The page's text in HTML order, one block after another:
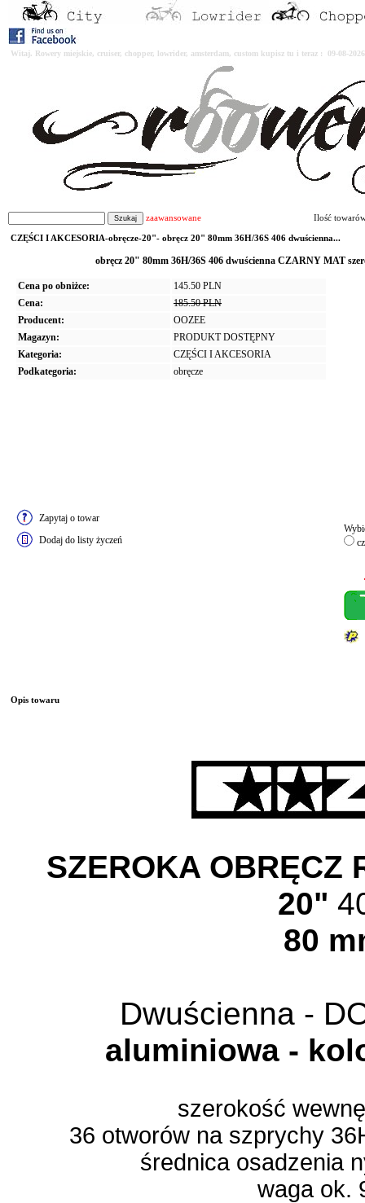
Witaj. Rowery miejskie, cruiser, chopper, lowrider, amsterdam, custom kupisz tu i teraz : 09-08-
zaawansowane Ilość
CZĘŚCI I AKCESORIA-obręcze-20"- obręcz 20" 80mm 36H/36S 406 dwuścienna...
obręcz 20" 80mm 36H/36S 406 dwuścienna CZARNY MAT
Cena po obniżce:
145.50 PLN
Cena:
185.50 PLN
Producent:
OOZEE
Magazyn:
PRODUKT DOSTĘPNY
Kategoria:
CZĘŚCI I AKCESORIA
Podkategoria:
obręcze
Zapytaj o towar
Dodaj do listy życzeń
Opis towaru
SZEROKA OBRĘCZ
20"
80
Dwuścienna -
aluminiowa -
szerokość
36 otworów na szprychy
średnica osadzenia
waga ok.